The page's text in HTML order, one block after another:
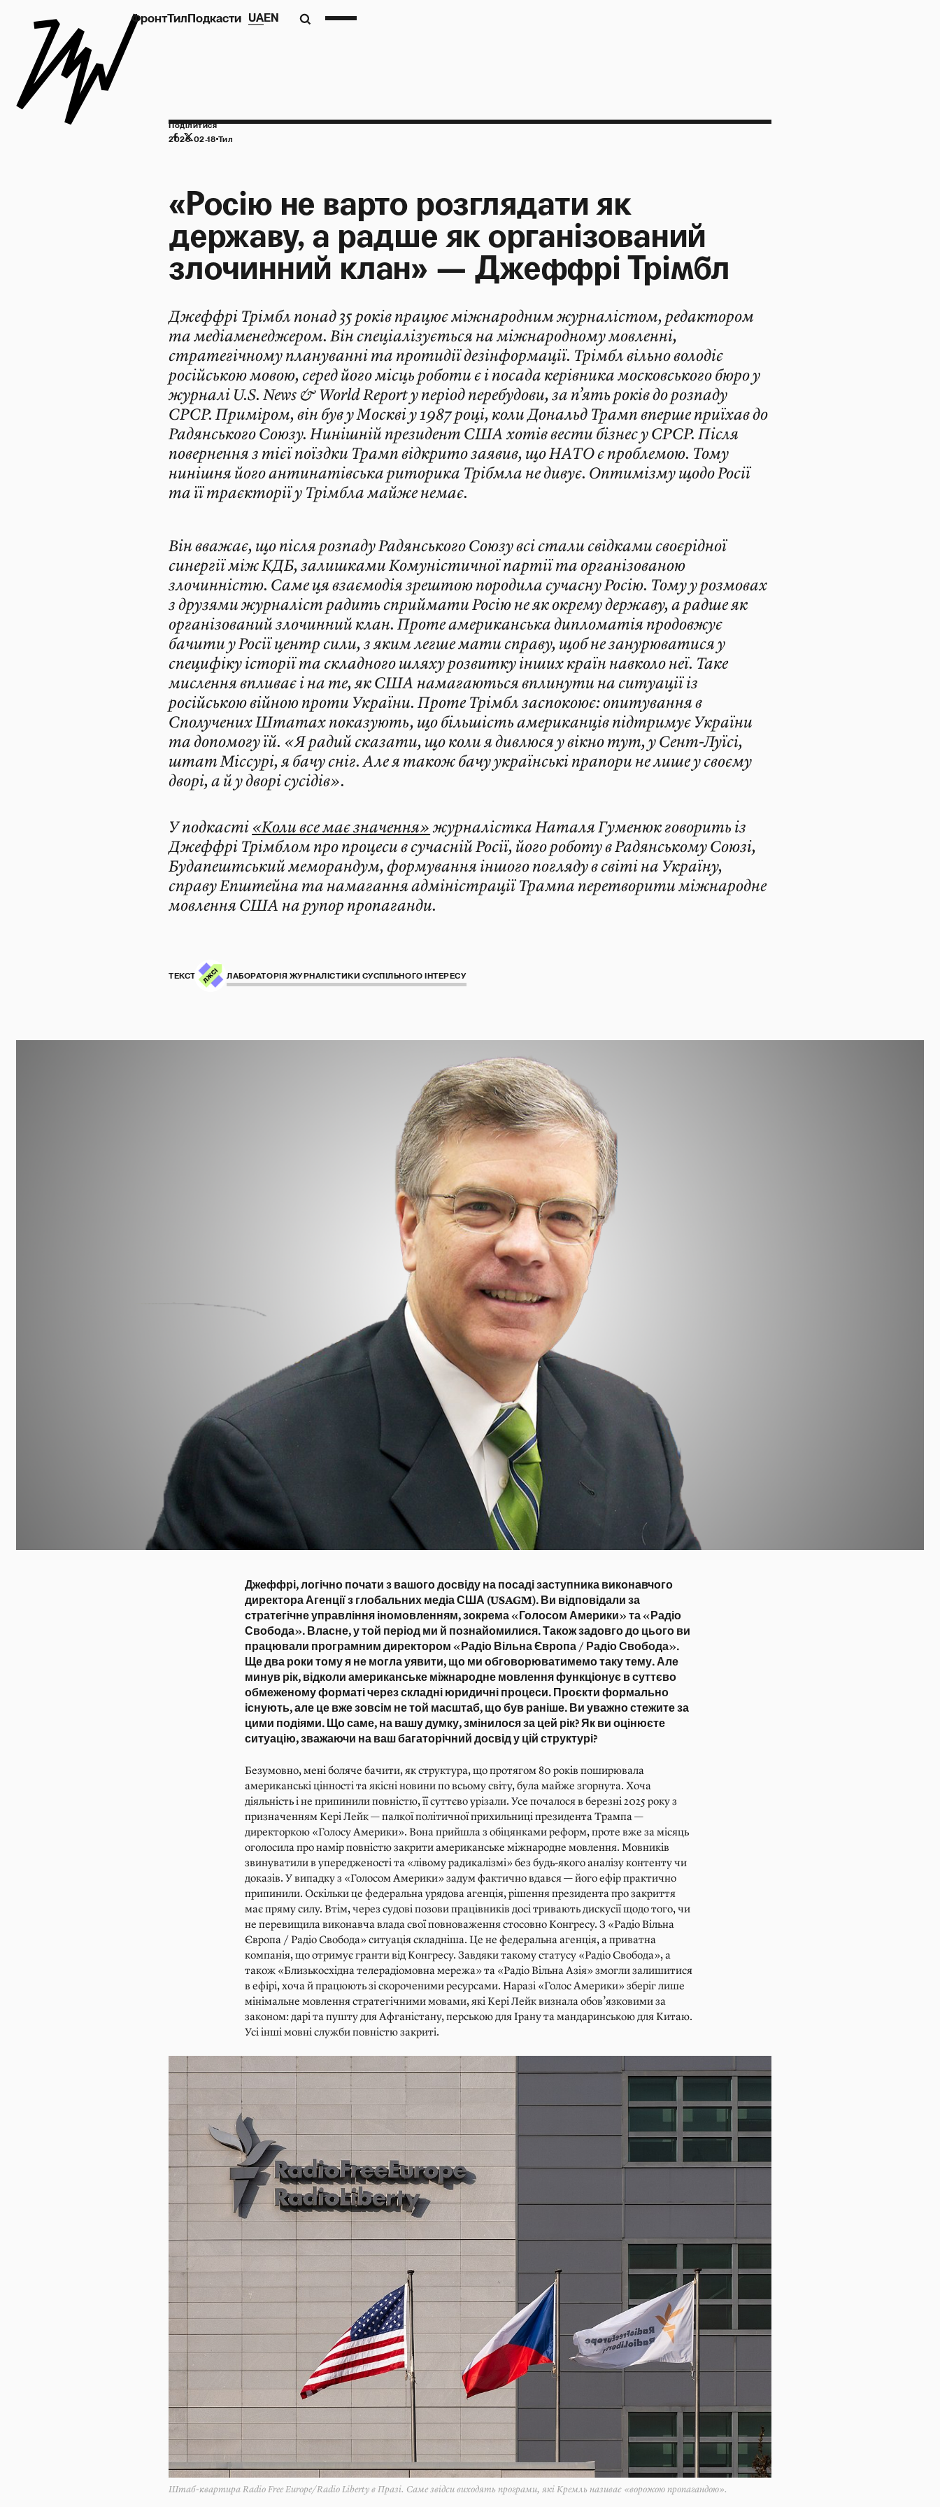
ФронтТилПодкасти UAEN
2026-02-18 Тил
«Росію не варто розглядати як
державу, а радше як організований
злочинний клан» — Джеффрі Трімбл
Джеффрі Трімбл понад 35 років працює міжнародним журналістом, редактором
та медіаменеджером. Він спеціалізується на міжнародному мовленні,
стратегічному плануванні та протидії дезінформації. Трімбл вільно володіє
російською мовою, серед його місць роботи є і посада керівника московського бюро у
журналі U.S. News & World Report у період перебудови, за п’ять років до розпаду
СРСР. Приміром, він був у Москві у 1987 році, коли Дональд Трамп вперше приїхав до
Радянського Союзу. Нинішній президент США хотів вести бізнес у СРСР. Після
повернення з тієї поїздки Трамп відкрито заявив, що НАТО є проблемою. Тому
нинішня його антинатівська риторика Трібмла не дивує. Оптимізму щодо Росії
та її траєкторії у Трімбла майже немає.
Він вважає, що після розпаду Радянського Союзу всі стали свідками своєрідної
синергії між КДБ, залишками Комуністичної партії та організованою
злочинністю. Саме ця взаємодія зрештою породила сучасну Росію. Тому у розмовах
з друзями журналіст радить сприймати Росію не як окрему державу, а радше як
організований злочинний клан. Проте американська дипломатія продовжує
бачити у Росії центр сили, з яким легше мати справу, щоб не занурюватися у
специфіку історії та складного шляху розвитку інших країн навколо неї. Таке
мислення впливає і на те, як США намагаються вплинути на ситуації із
російською війною проти України. Проте Трімбл заспокоює: опитування в
Сполучених Штатах показують, що більшість американців підтримує України
та допомогу їй. «Я радий сказати, що коли я дивлюся у вікно тут, у Сент-Луїсі,
штат Міссурі, я бачу сніг. Але я також бачу українські прапори не лише у своєму
дворі, а й у дворі сусідів».
У подкасті «Коли все має значення»журналістка Наталя Гуменюк говорить із
Джеффрі Трімблом про процеси в сучасній Росії, його роботу в Радянському Союзі,
Будапештський меморандум, формування іншого погляду в світі на Україну,
справу Епштейна та намагання адміністрації Трампа перетворити міжнародне
мовлення США на рупор пропаганди.
ТЕКСТ: ЛАБОРАТОРІЯ ЖУРНАЛІСТИКИ СУСПІЛЬНОГО ІНТЕРЕСУ
Поділитися
Джеффрі, логічно почати з вашого досвіду на посаді заступника виконавчого
директора Агенції з глобальних медіа США (USAGM). Ви відповідали за
стратегічне управління іномовленням, зокрема «Голосом Америки» та «Радіо
Свобода». Власне, у той період ми й познайомилися. Також задовго до цього ви
працювали програмним директором «Радіо Вільна Європа / Радіо Свобода».
Ще два роки тому я не могла уявити, що ми обговорюватимемо таку тему. Але
минув рік, відколи американське міжнародне мовлення функціонує в суттєво
обмеженому форматі через складні юридичні процеси. Проєкти формально
існують, але це вже зовсім не той масштаб, що був раніше. Ви уважно стежите за
цими подіями. Що саме, на вашу думку, змінилося за цей рік? Як ви оцінюєте
ситуацію, зважаючи на ваш багаторічний досвід у цій структурі?
Безумовно, мені боляче бачити, як структура, що протягом 80 років поширювала
американські цінності та якісні новини по всьому світу, була майже згорнута. Хоча
діяльність і не припинили повністю, її суттєво урізали. Усе почалося в березні 2025 року з
призначенням Кері Лейк — палкої політичної прихильниці президента Трампа —
директоркою «Голосу Америки». Вона прийшла з обіцянками реформ, проте вже за місяць
оголосила про намір повністю закрити американське міжнародне мовлення. Мовників
звинуватили в упередженості та «лівому радикалізмі» без будь-якого аналізу контенту чи
доказів. У випадку з «Голосом Америки» задум фактично вдався — його ефір практично
припинили. Оскільки це федеральна урядова агенція, рішення президента про закриття
має пряму силу. Втім, через судові позови працівників досі тривають дискусії щодо того, чи
не перевищила виконавча влада свої повноваження стосовно Конгресу. З «Радіо Вільна
Європа / Радіо Свобода» ситуація складніша. Це не федеральна агенція, а приватна
компанія, що отримує гранти від Конгресу. Завдяки такому статусу «Радіо Свобода», а
також «Близькосхідна телерадіомовна мережа» та «Радіо Вільна Азія» змогли залишитися
в ефірі, хоча й працюють зі скороченими ресурсами. Наразі «Голос Америки» зберіг лише
мінімальне мовлення стратегічними мовами, які Кері Лейк визнала обов’язковими за
законом: дарі та пушту для Афганістану, перською для Ірану та мандаринською для Китаю.
Усі інші мовні служби повністю закриті.
Штаб-квартира Radio Free Europe/Radio Liberty в Празі. Саме звідси виходять програми, які Кремль називає «ворожою пропагандою».